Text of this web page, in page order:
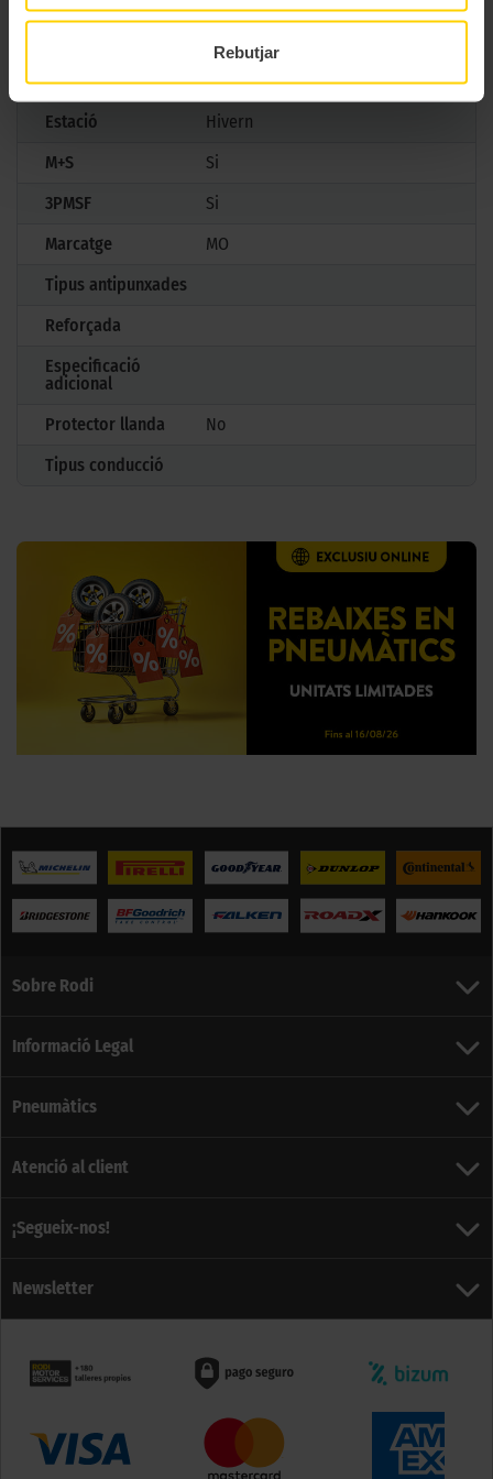
Rebutjar
Mesures
235/50 R19 99 H
Estació
Hivern
M+S
Si
3PMSF
Si
Marcatge
MO
Tipus antipunxades
Reforçada
Especificació
adicional
Protector llanda
No
Tipus conducció
Sobre Rodi
Informació Legal
Pneumàtics
Atenció al client
¡Segueix-nos!
Newsletter